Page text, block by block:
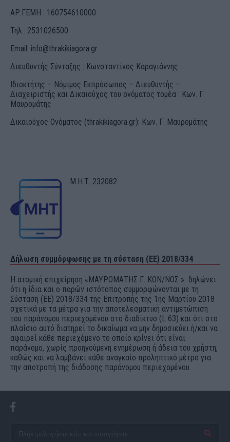
ΑΡ.ΓΕΜΗ : 160754610000
Τηλ.: 2531026500
Email: info@thrakikiagora.gr
Διευθυντής Σύνταξης : Κωνσταντίνος Καραγιάννης
Ιδιοκτήτης – Νόμιμος Εκπρόσωπος – Διευθυντής –
Διαχειριστής και Δικαιούχος του ονόματος τομέα : Κων. Γ.
Μαυρομάτης
Δικαιούχος Ονόματος (thrakikiagora.gr): Κων. Γ. Μαυρομάτης
Μ.Η.Τ. 232082
Δήλωση συμμόρφωσης με τη σύσταση (ΕΕ) 2018/334
Η ατομική επιχείρηση «ΜΑΥΡΟΜΑΤΗΣ Γ. ΚΩΝ/ΝΟΣ » δηλώνει
ότι η ίδια και ο παρών ιστότοπος συμμορφώνονται με τη
Σύσταση (ΕΕ) 2018/334 της Επιτροπής της 1ης Μαρτίου 2018
σχετικά με τα μέτρα για την αποτελεσματική αντιμετώπιση
του παράνομου περιεχομένου στο διαδίκτυο (L 63) και ότι στο
πλαίσιο αυτό διατηρεί το δικαίωμα να μην δημοσιεύει ή/και να
αφαιρεί κάθε περιεχόμενο το οποίο κρίνει ότι είναι
παράνομο, χωρίς προηγούμενη ενημέρωση ή άδεια του χρήστη,
καθώς και να λαμβάνει κάθε αναγκαίο προληπτικό μέτρο για
την αποτροπή της διάδοσης παράνομου περιεχομένου.